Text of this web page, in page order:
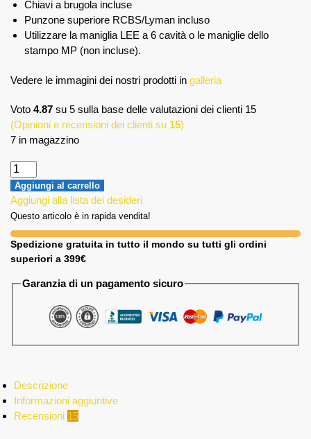
Chiavi a brugola incluse
Punzone superiore RCBS/Lyman incluso
Utilizzare la maniglia LEE a 6 cavità o le maniglie dello
stampo MP (non incluse).
Vedere le immagini dei nostri prodotti in galleria
Voto 4.87 su 5 sulla base delle valutazioni dei clienti 15
(Opinioni e recensioni dei clienti su 15)
7 in magazzino
Aggiungi al carrello
Aggiungi alla lista dei desideri
Questo articolo è in rapida vendita!
Spedizione gratuita in tutto il mondo su tutti gli ordini
superiori a 399€
Garanzia di un pagamento sicuro
Descrizione
Informazioni aggiuntive
Recensioni 15